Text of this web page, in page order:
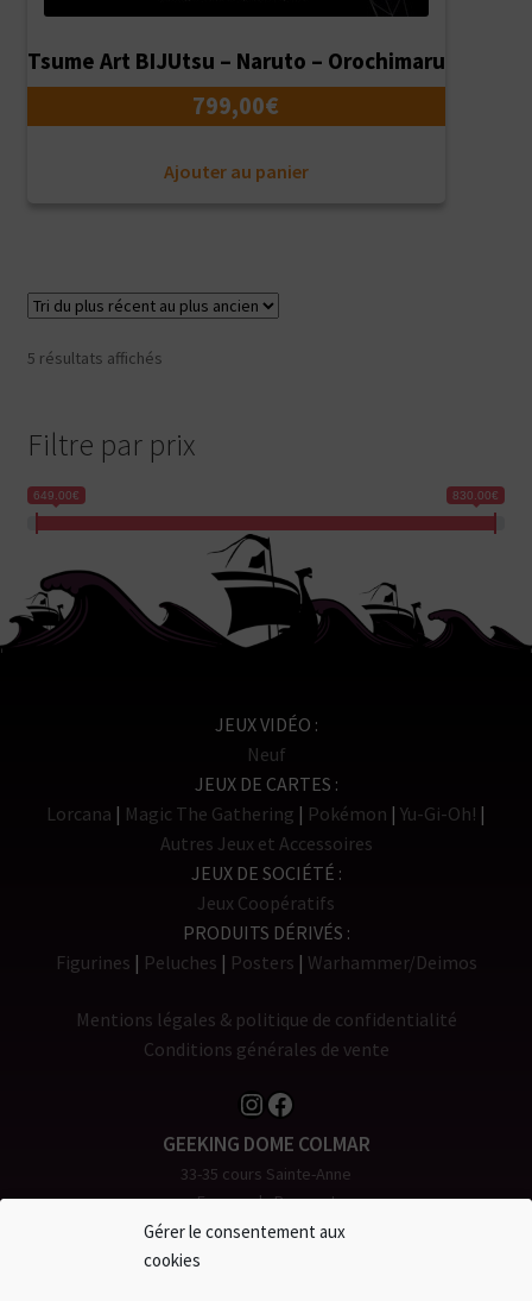
Gérer le consentement aux
cookies
Tsume Art BIJUtsu – Naruto – Orochimaru
799,00€
Ajouter au panier
5 résultats affichésTrié
récent
au
ancien
Filtre par prix
649.00€ 830.00€
JEUX VIDÉO
Neuf
JEUX DE CARTES
Lorcana
Magic The Gathering Pokémon Yu-Gi-Oh!
Autres Jeux et Accessoires
JEUX DE SOCIÉTÉ
Jeux Coopératifs
PRODUITS DÉRIVÉS
Figurines
Peluches Posters Warhammer/Deimos
Mentions légales & politique de confidentialité
Conditions générales de vente
Instagram
Facebook
GEEKING DOME COLMAR
33-35 cours Sainte-Anne
Espace du Rempart
68000 COLMAR
Tél. 0 980 904 907